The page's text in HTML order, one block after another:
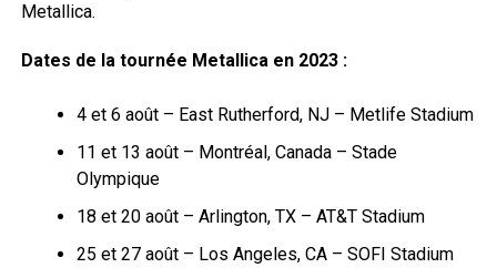
Metallica.
Dates de la tournée Metallica en 2023 :
4 et 6 août – East Rutherford, NJ – Metlife Stadium
11 et 13 août – Montréal, Canada – Stade
Olympique
18 et 20 août – Arlington, TX – AT&T Stadium
25 et 27 août – Los Angeles, CA – SOFI Stadium